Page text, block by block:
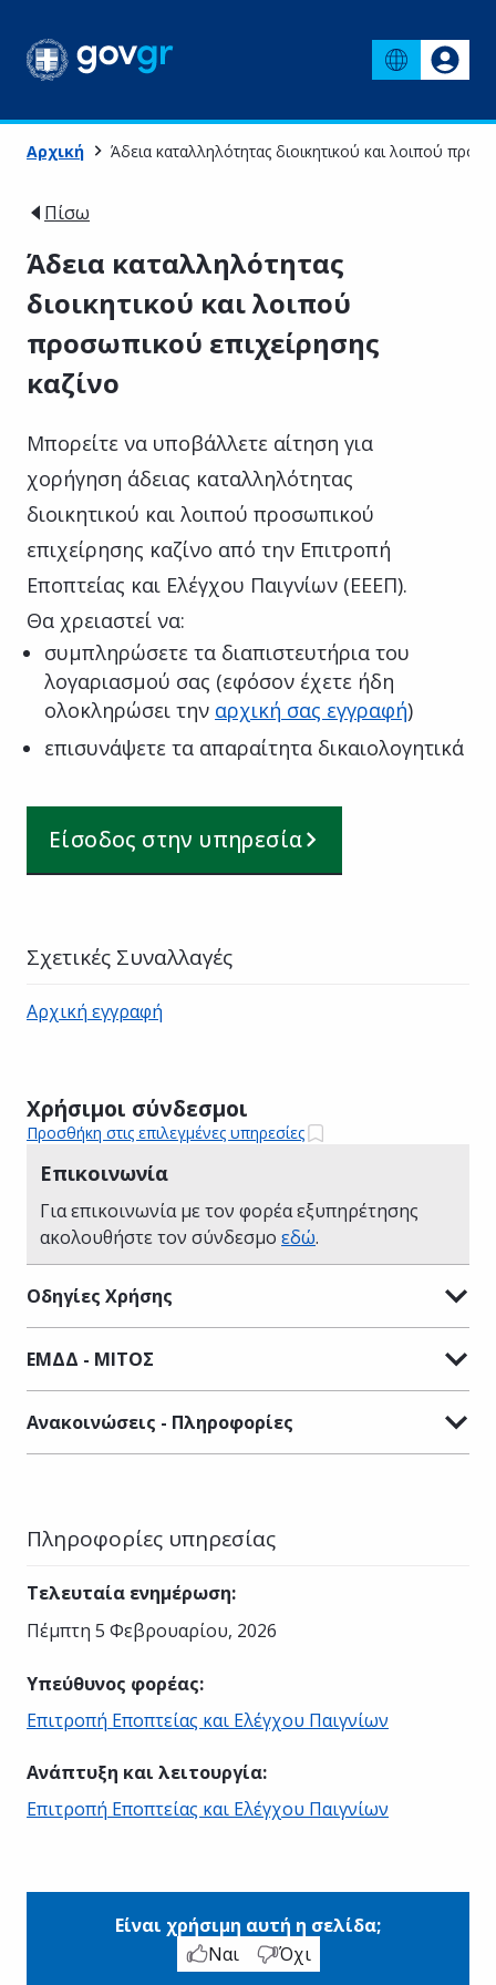
Αρχική Άδεια καταλληλότητας διοικητικού και λοιπού
Πίσω
Άδεια καταλληλότητας
διοικητικού και λοιπού
προσωπικού επιχείρησης
καζίνο
Μπορείτε να υποβάλλετε αίτηση για
χορήγηση άδειας καταλληλότητας
διοικητικού και λοιπού προσωπικού
επιχείρησης καζίνο από την Επιτροπή
Εποπτείας και Ελέγχου Παιγνίων (ΕΕΕΠ).
Θα χρειαστεί να:
συμπληρώσετε τα διαπιστευτήρια του
λογαριασμού σας (εφόσον έχετε ήδη
ολοκληρώσει την αρχική σας εγγραφή)
επισυνάψετε τα απαραίτητα δικαιολογητικά
Είσοδος στην υπηρεσία
Χρήσιμοι σύνδεσμοι
Προσθήκη στις επιλεγμένες υπηρεσίες
Επικοινωνία
Για επικοινωνία με τον φορέα εξυπηρέτησης
ακολουθήστε τον σύνδεσμο εδώ.
Οδηγίες Χρήσης
ΕΜΔΔ - ΜΙΤΟΣ
Ανακοινώσεις - Πληροφορίες
Σχετικές Συναλλαγές
Αρχική εγγραφή
Πληροφορίες υπηρεσίας
Τελευταία ενημέρωση:
Πέμπτη 5 Φεβρουαρίου, 2026
Υπεύθυνος φορέας:
Επιτροπή Εποπτείας και Ελέγχου Παιγνίων
Ανάπτυξη και λειτουργία:
Επιτροπή Εποπτείας και Ελέγχου Παιγνίων
Είναι χρήσιμη αυτή η σελίδα;
Ναι
Όχι